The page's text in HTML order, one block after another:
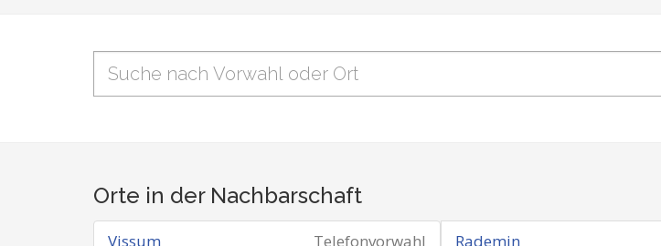
Orte in der Nachbarschaft
Telefonvorwahl
Vissum Rademin